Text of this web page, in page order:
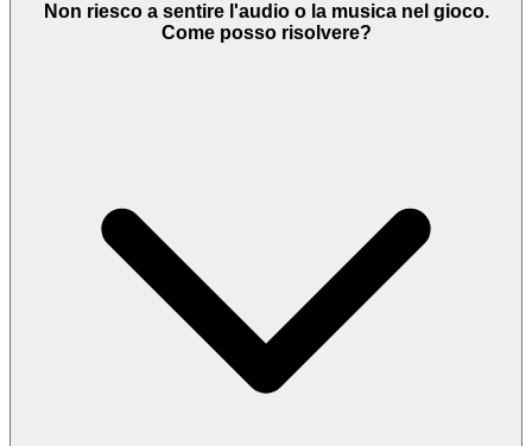
Non riesco a sentire l'audio o la musica nel gioco.
Come posso risolvere?